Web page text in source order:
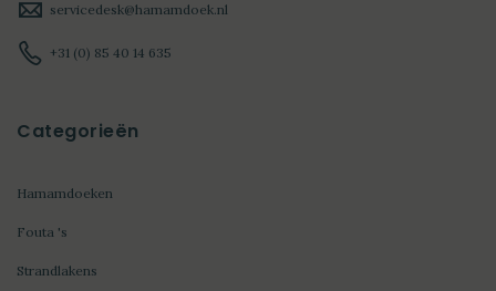
servicedesk@hamamdoek.nl
+31 (0) 85 40 14 635
Categorieën
Hamamdoeken
Fouta 's
Strandlakens